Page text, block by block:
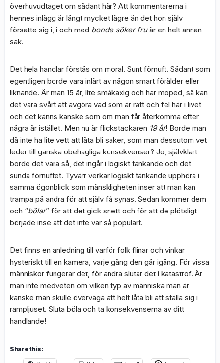
överhuvudtaget om sådant här? Att kommentarerna i
hennes inlägg är långt mycket lägre än det hon själv
försatte sig i, i och med bonde söker fruär en helt annan
sak.
Det hela handlar förstås om moral. Sunt förnuft. Sådant som
egentligen borde vara inlärt av någon smart förälder eller
liknande. Är man 15 år, lite småkaxig och har moped, så kan
det vara svårt att avgöra vad som är rätt och fel här i livet
och det känns kanske som om man får återkomma efter
några år istället. Men nu är flickstackaren 19 år! Borde man
då inte ha lite vett att låta bli saker, som man dessutom vet
leder till ganska obehagliga konsekvenser? Jo, självklart
borde det vara så, det ingår i logiskt tänkande och det
sunda förnuftet. Tyvärr verkar logiskt tänkande upphöra i
samma ögonblick som mänskligheten inser att man kan
trampa på andra för att själv få synas. Sedan kommer dem
och “bölar” för att det gick snett och för att de plötsligt
började inse att det inte var så populärt.
Det finns en anledning till varför folk flinar och vinkar
hysteriskt till en kamera, varje gång den går igång. För vissa
människor fungerar det, för andra slutar det i katastrof. Är
man inte medveten om vilken typ av människa man är
kanske man skulle överväga att helt låta bli att ställa sig i
rampljuset. Sluta böla och ta konsekvenserna av ditt
handlande!
Share this: